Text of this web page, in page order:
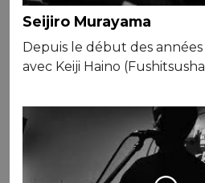
Seijiro Murayama
Depuis le début des
avec Keiji Haino